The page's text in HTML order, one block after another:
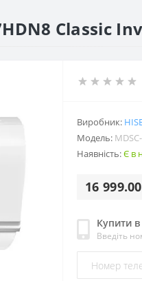
Classic
Виробник:
Модель:
Наявність:Є в
16
Купити
Введіть